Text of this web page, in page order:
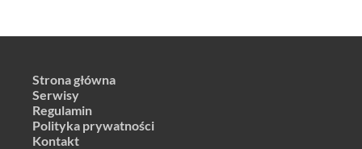
Strona główna
Serwisy
Regulamin
Polityka prywatności
Kontakt